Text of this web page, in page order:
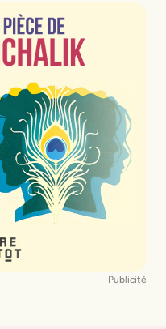
Publicité